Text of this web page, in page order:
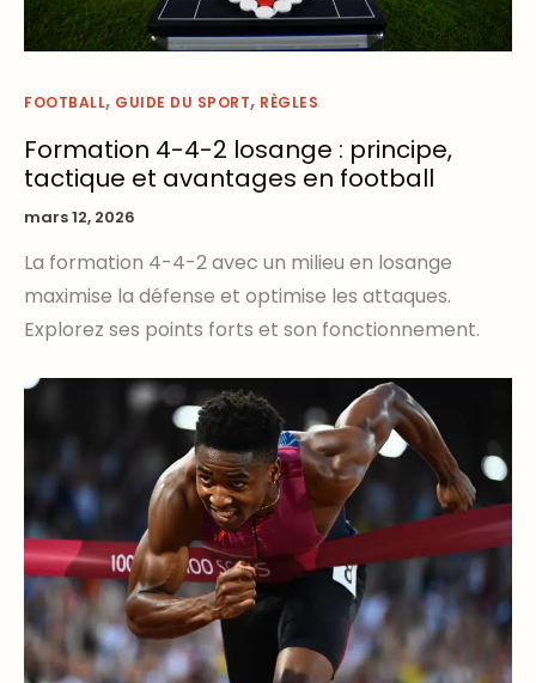
FOOTBALL, GUIDE DU SPORT, RÈGLES
Formation 4-4-2 losange : principe,
tactique et avantages en football
mars 12, 2026
La formation 4-4-2 avec un milieu en losange
maximise la défense et optimise les attaques.
Explorez ses points forts et son fonctionnement.